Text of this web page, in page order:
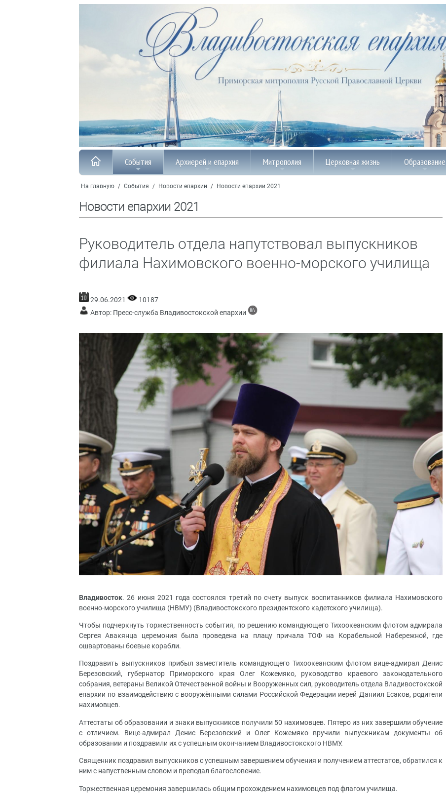
События Архиерей и епархия Митрополия Церковная жизнь Образование
На главную / События / Новости епархии / Новости епархии 2021
Новости епархии 2021
Руководитель отдела напутствовал выпускников
филиала Нахимовского военно-морского училища
29.06.2021
10187
Автор: Пресс-служба Владивостокской епархии
Владивосток. 26 июня 2021 года состоялся третий по счету выпуск воспитанников филиала Нахимовского
военно-морского училища (НВМУ) (Владивостокского президентского кадетского училища).
Чтобы подчеркнуть торжественность события, по решению командующего Тихоокеанским флотом адмирала
Сергея Авакянца церемония была проведена на плацу причала ТОФ на Корабельной Набережной, где
ошвартованы боевые корабли.
Поздравить выпускников прибыл заместитель командующего Тихоокеанским флотом вице-адмирал Денис
Березовский, губернатор Приморского края Олег Кожемяко, руководство краевого законодательного
собрания, ветераны Великой Отечественной войны и Вооруженных сил, руководитель отдела Владивостокской
епархии по взаимодействию с вооружёнными силами Российской Федерации иерей Даниил Есаков, родители
нахимовцев.
Аттестаты об образовании и знаки выпускников получили 50 нахимовцев. Пятеро из них завершили обучение
с отличием. Вице-адмирал Денис Березовский и Олег Кожемяко вручили выпускникам документы об
образовании и поздравили их с успешным окончанием Владивостокского НВМУ.
Священник поздравил выпускников с успешным завершением обучения и получением аттестатов, обратился к
ним с напуственным словом и преподал благословение.
Торжественная церемония завершилась общим прохождением нахимовцев под флагом училища.